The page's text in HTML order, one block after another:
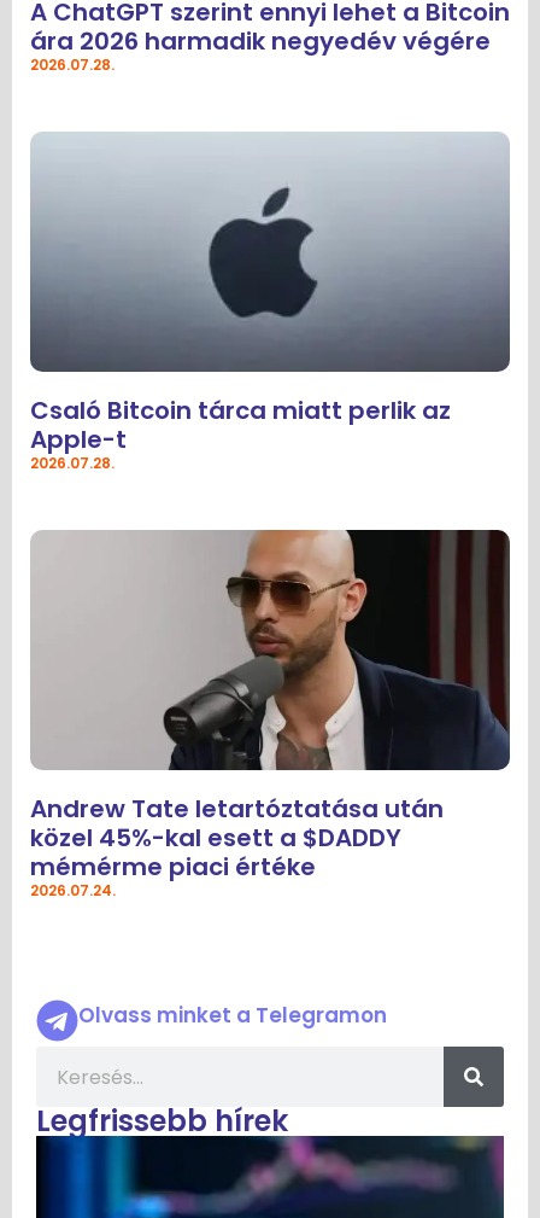
A ChatGPT szerint ennyi lehet a Bitcoin
ára 2026 harmadik negyedév végére
2026.07.28.
Csaló Bitcoin tárca miatt perlik az
Apple-t
2026.07.28.
Andrew Tate letartóztatása után
közel 45%-kal esett a $DADDY
mémérme piaci értéke
2026.07.24.
Olvass minket a Telegramon
Legfrissebb hírek